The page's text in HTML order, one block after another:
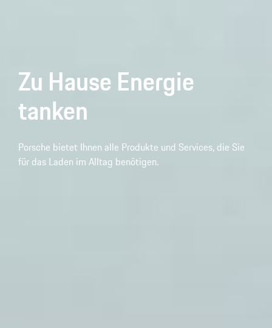
Zu Hause Energie
tanken
Porsche bietet Ihnen alle Produkte und Services, die Sie
für das Laden im Alltag benötigen.